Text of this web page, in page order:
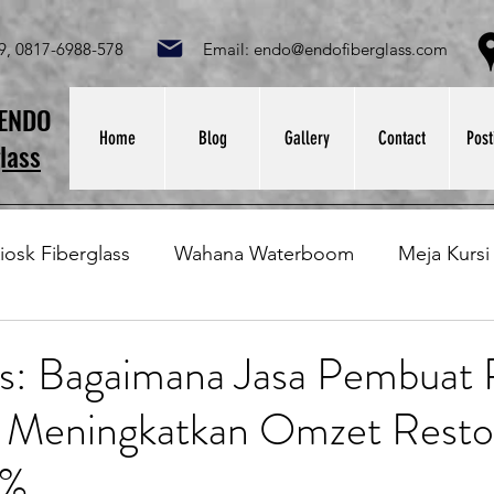
0817-6988-578 Email: endo@endofiberglass.com
Home Blog Gallery Contact
Fiberglass Wahana Waterboom Meja
Sampah Fiberglass Lining Fiberglass Ilmu
Bagaimana Jasa Pembuat
Omzet